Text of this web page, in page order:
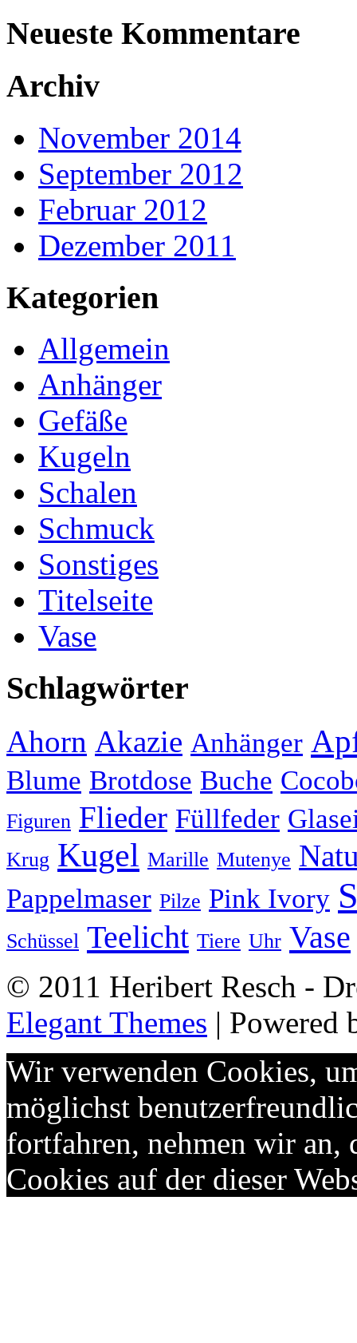
Neueste Kommentare
Archiv
November 2014
September 2012
Februar 2012
Dezember 2011
Kategorien
Allgemein
Anhänger
Gefäße
Kugeln
Schalen
Schmuck
Sonstiges
Titelseite
Vase
Schlagwörter
Ahorn Akazie Anhänger
Blume Brotdose Buche
Figuren Flieder Füllfeder
Krug Kugel Marille Mutenye
Pappelmaser Pilze Pink Ivory
Schüssel Teelicht Tiere Uhr Vase
© 2011 Heribert Resch -
Elegant Themes | Powered
Wir verwenden Cookies,
möglichst
fortfahren, nehmen wir an,
Cookies auf der dieser